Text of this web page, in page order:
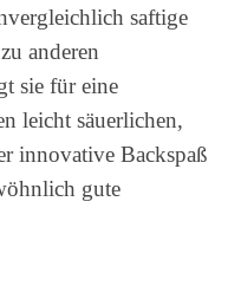
saftige
anderen
sie für eine
leicht säuerlichen,
innovative Backspaß
gute